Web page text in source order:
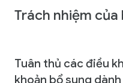
Trách nhiệm của
Tuân thủ các điều
khoản bổ sung